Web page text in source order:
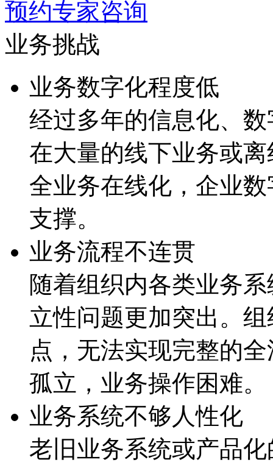
预约专家咨询
业务挑战
业务数字化程度低
经过多年的信息化、
在大量的线下业务或离线
全业务在线化，企
支撑。
业务流程不连贯
随着组织内各类业务系
立性问题更加突出。
点，无法实现完整的
孤立，业务操作困难。
业务系统不够人性化
老旧业务系统或产品化